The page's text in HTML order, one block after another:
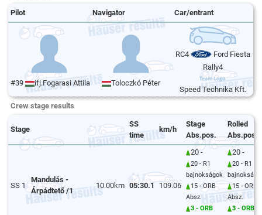
Pilot Navigator Car/entrant
#39 ifj.Fogarasi Attila Toloczkó Péter
RC4
Ford Fiesta
Rally4
Speed Technika Kft.
Crew stage results
Stage
SS
time
km/h
Stage
Abs.pos.
Rolled
Abs.pos.
SS 1
Mandulás -
Árpádtető /1
10.00km 05:30.1 109.06
20 -
20 - R1
bajnokságok
15 - ORB
Absz.
3 - ORB
20 -
20 - R1
15 - ORB
Absz.
3 - ORB